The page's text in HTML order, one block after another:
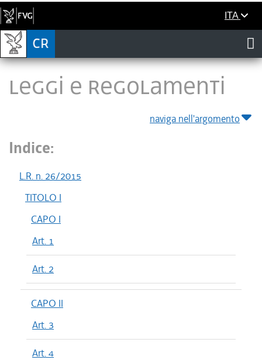
ITA
LEGGI E REGOLAMENTI
naviga nell'argomento
Indice:
L.R. n. 26/2015
TITOLO I
CAPO I
Art. 1
Art. 2
CAPO II
Art. 3
Art. 4